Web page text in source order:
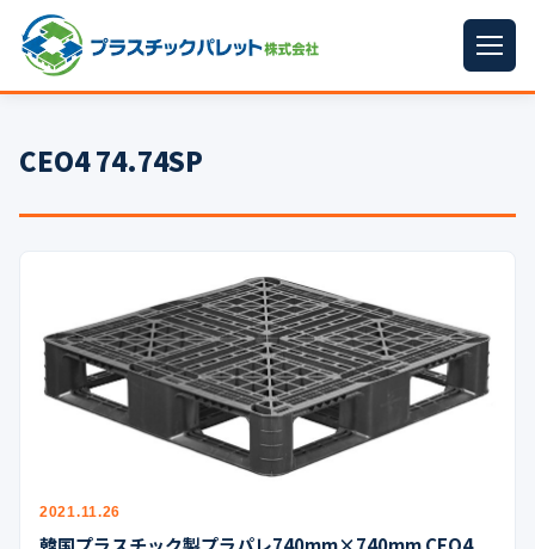
パレットサイズ
プラパレット ▼
中古パレット
再生原料
CEO4 74.74SP
2021.11.26